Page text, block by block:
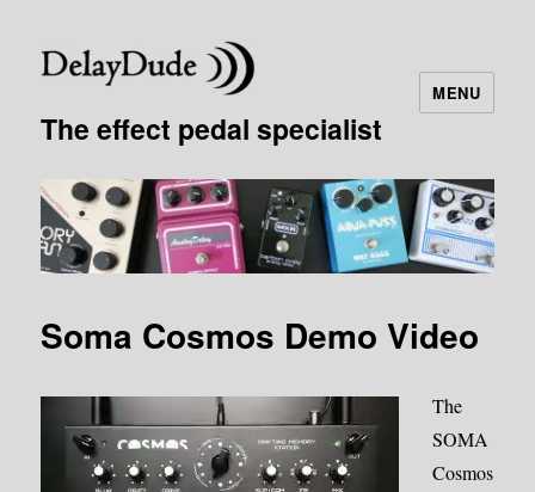
The effect pedal specialist
MENU
Soma Cosmos Demo Video
The
SOMA
Cosmos